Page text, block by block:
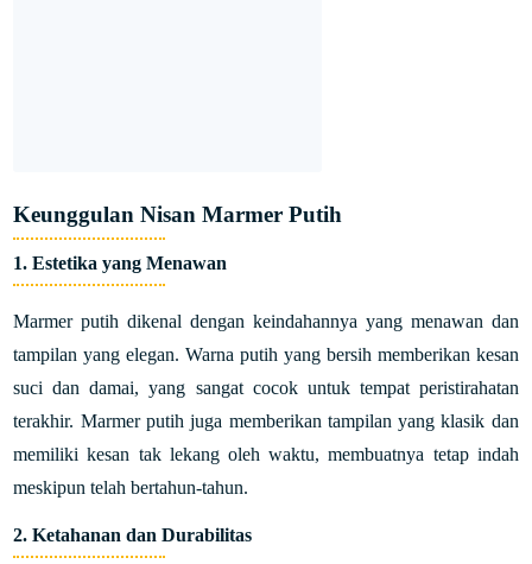
Keunggulan Nisan Marmer Putih
1. Estetika yang Menawan
Marmer putih dikenal dengan keindahannya yang menawan dan
tampilan yang elegan. Warna putih yang bersih memberikan kesan
suci dan damai, yang sangat cocok untuk tempat peristirahatan
terakhir. Marmer putih juga memberikan tampilan yang klasik dan
memiliki kesan tak lekang oleh waktu, membuatnya tetap indah
meskipun telah bertahun-tahun.
2. Ketahanan dan Durabilitas